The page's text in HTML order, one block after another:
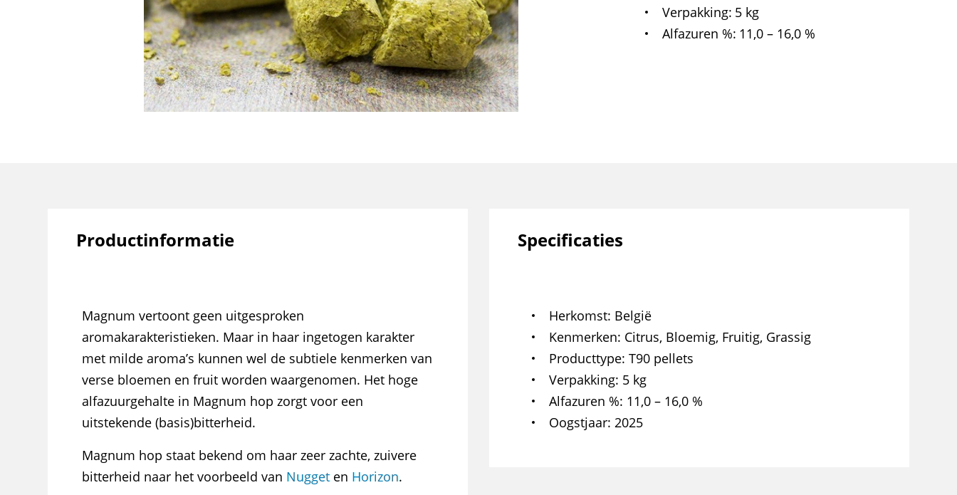
Verpakking 5 kg
Alfazuren % 11,0 – 16,0 %
Productinformatie
Magnum vertoont geen uitgesproken
aromakarakteristieken. Maar in haar ingetogen karakter
met milde aroma’s kunnen wel de subtiele kenmerken van
verse bloemen en fruit worden waargenomen. Het hoge
alfazuurgehalte in Magnum hop zorgt voor een
uitstekende (basis)bitterheid.
Magnum hop staat bekend om haar zeer zachte, zuivere
bitterheid naar het voorbeeld van Nugget en Horizon.
Specificaties
Herkomst België
Kenmerken Citrus, Bloemig, Fruitig, Grassig
Producttype T90 pellets
Verpakking 5 kg
Alfazuren % 11,0 – 16,0 %
Oogstjaar 2025